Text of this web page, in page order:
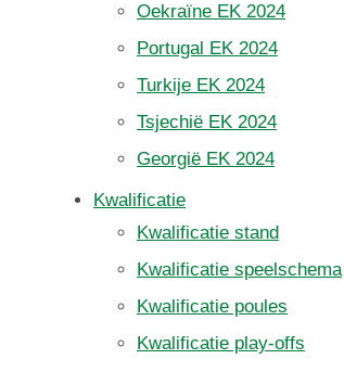
Oekraïne EK 2024
Portugal EK 2024
Turkije EK 2024
Tsjechië EK 2024
Georgië EK 2024
Kwalificatie
Kwalificatie stand
Kwalificatie speelschema
Kwalificatie poules
Kwalificatie play-offs